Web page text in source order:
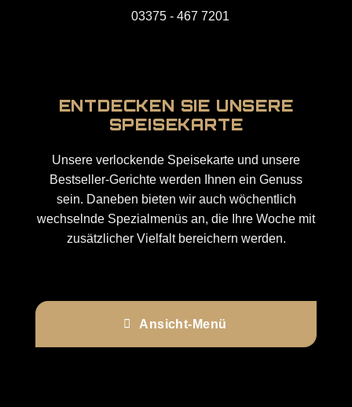
03375 - 467 7201
ENTDECKEN SIE UNSERE
SPEISEKARTE
Unsere verlockende Speisekarte und unsere
Bestseller-Gerichte werden Ihnen ein Genuss
sein. Daneben bieten wir auch wöchentlich
wechselnde Spezialmenüs an, die Ihre Woche mit
zusätzlicher Vielfalt bereichern werden.
Ansicht-Menü